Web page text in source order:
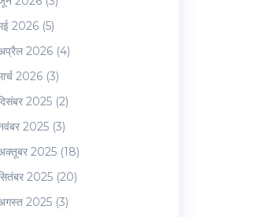
2026 (5)
2026 (4)
2026 (3)
2025 (2)
2025 (3)
2025 (18)
2025 (20)
2025 (3)